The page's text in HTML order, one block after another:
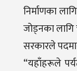
निर्माणका
जोड्नका
सरकारले
“यहाँहरूले